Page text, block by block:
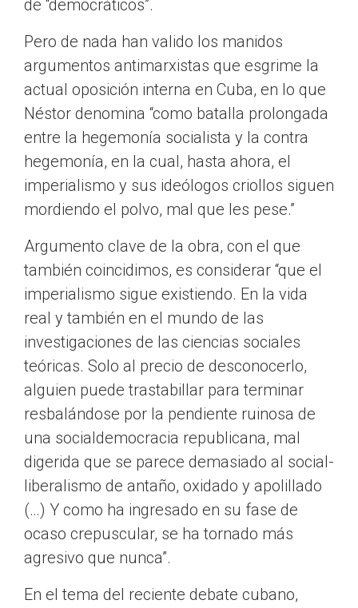
de “democráticos”.
Pero de nada han valido los manidos
argumentos antimarxistas que esgrime la
actual oposición interna en Cuba, en lo que
Néstor denomina “como batalla prolongada
entre la hegemonía socialista y la contra
hegemonía, en la cual, hasta ahora, el
imperialismo y sus ideólogos criollos siguen
mordiendo el polvo, mal que les pese.”
Argumento clave de la obra, con el que
también coincidimos, es considerar “que el
imperialismo sigue existiendo. En la vida
real y también en el mundo de las
investigaciones de las ciencias sociales
teóricas. Solo al precio de desconocerlo,
alguien puede trastabillar para terminar
resbalándose por la pendiente ruinosa de
una socialdemocracia republicana, mal
digerida que se parece demasiado al social-
liberalismo de antaño, oxidado y apolillado
(…) Y como ha ingresado en su fase de
ocaso crepuscular, se ha tornado más
agresivo que nunca”.
En el tema del reciente debate cubano,